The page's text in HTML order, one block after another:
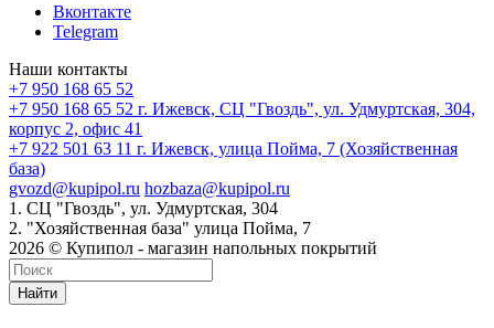
Вконтакте
Telegram
Наши контакты
+7 950 168 65 52
+7 950 168 65 52 г. Ижевск, СЦ "Гвоздь", ул. Удмуртская, 304,
корпус 2, офис 41
+7 922 501 63 11 г. Ижевск, улица Пойма, 7 (Хозяйственная
база)
gvozd@kupipol.ru hozbaza@kupipol.ru
1. СЦ "Гвоздь", ул. Удмуртская, 304
2. "Хозяйственная база" улица Пойма, 7
2026 © Купипол - магазин напольных покрытий
Найти